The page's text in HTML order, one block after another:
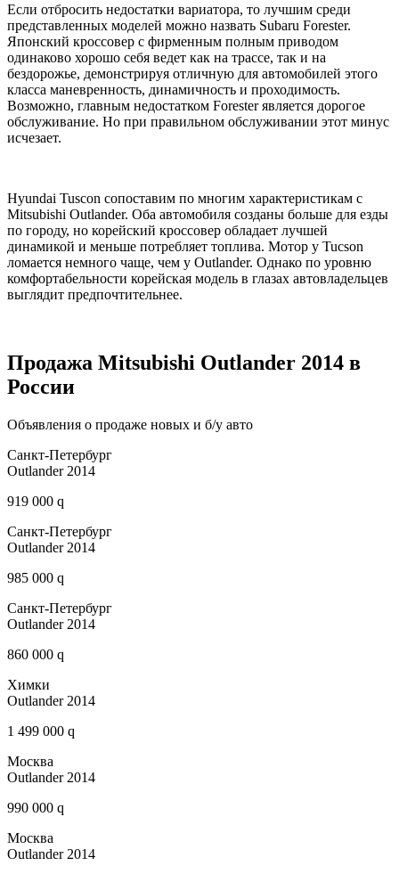
Если отбросить недостатки вариатора, то лучшим среди
представленных моделей можно назвать Subaru Forester.
Японский кроссовер с фирменным полным приводом
одинаково хорошо себя ведет как на трассе, так и на
бездорожье, демонстрируя отличную для автомобилей этого
класса маневренность, динамичность и проходимость.
Возможно, главным недостатком Forester является дорогое
обслуживание. Но при правильном обслуживании этот минус
исчезает.
Hyundai Tuscon сопоставим по многим характеристикам с
Mitsubishi Outlander. Оба автомобиля созданы больше для езды
по городу, но корейский кроссовер обладает лучшей
динамикой и меньше потребляет топлива. Мотор у Tucson
ломается немного чаще, чем у Outlander. Однако по уровню
комфортабельности корейская модель в глазах автовладельцев
выглядит предпочтительнее.
Продажа Mitsubishi Outlander 2014 в
России
Объявления о продаже новых и б/у авто
Санкт-Петербург
Outlander 2014
919 000 q
Санкт-Петербург
Outlander 2014
985 000 q
Санкт-Петербург
Outlander 2014
860 000 q
Химки
Outlander 2014
1 499 000 q
Москва
Outlander 2014
990 000 q
Москва
Outlander 2014